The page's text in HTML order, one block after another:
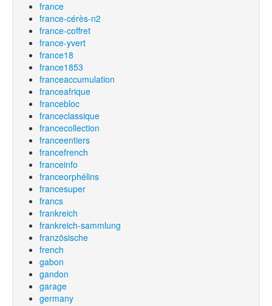
france
france-cérès-n2
france-coffret
france-yvert
france18
france1853
franceaccumulation
franceafrique
francebloc
franceclassique
francecollection
franceentiers
francefrench
franceinfo
franceorphélins
francesuper
francs
frankreich
frankreich-sammlung
französische
french
gabon
gandon
garage
germany